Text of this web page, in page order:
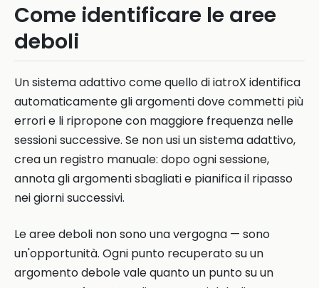
Come identificare le aree
deboli
Un sistema adattivo come quello di iatroX identifica
automaticamente gli argomenti dove commetti più
errori e li ripropone con maggiore frequenza nelle
sessioni successive. Se non usi un sistema adattivo,
crea un registro manuale: dopo ogni sessione,
annota gli argomenti sbagliati e pianifica il ripasso
nei giorni successivi.
Le aree deboli non sono una vergogna — sono
un'opportunità. Ogni punto recuperato su un
argomento debole vale quanto un punto su un